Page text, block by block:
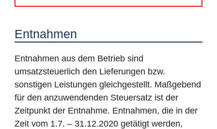
Entnahmen
Entnahmen aus dem Betrieb sind
umsatzsteuerlich den Lieferungen bzw.
sonstigen Leistungen gleichgestellt. Maßgebend
für den anzuwendenden Steuersatz ist der
Zeitpunkt der Entnahme. Entnahmen, die in der
Zeit vom 1.7. – 31.12.2020 getätigt werden,